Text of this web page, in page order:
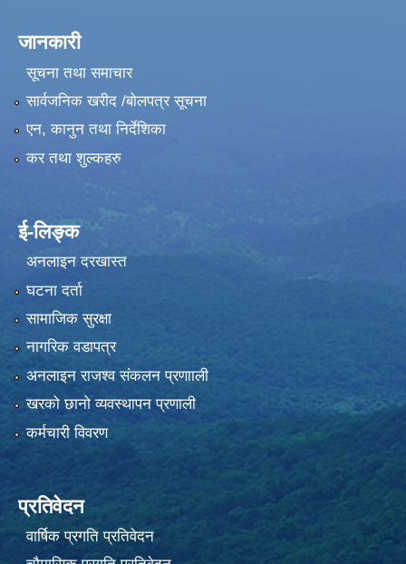
जानकारी
सूचना तथा समाचार
सार्वजनिक खरीद /बोलपत्र सूचना
एन, कानुन तथा निर्देशिका
कर तथा शुल्कहरु
ई-लिङ्क
अनलाइन दरखास्त
घटना दर्ता
सामाजिक सुरक्षा
नागरिक वडापत्र
अनलाइन राजश्व संकलन प्रणााली
खरको छानो व्यवस्थापन प्रणाली
कर्मचारी विवरण
प्रतिवेदन
वार्षिक प्रगति प्रतिवेदन